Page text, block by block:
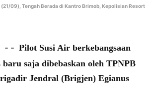
09), Tengah Berada di Kantro Brimob, Kepolisian Resort
-- Pilot Susi Air berkebangsaan
saja dibebaskan oleh TPNPB
Jendral (Brigjen) Egianus